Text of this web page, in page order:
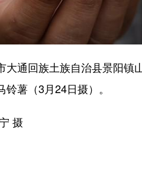
回族土族自治县景阳镇山
薯（3月24日摄）。
摄